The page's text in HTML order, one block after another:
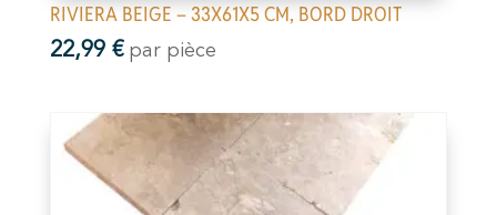
RIVIERA BEIGE – 33X61X5 CM, BORD DROIT
22,99 € par pièce